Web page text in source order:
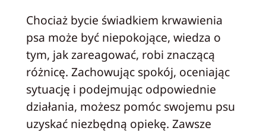
Chociaż bycie świadkiem krwawienia
psa może być niepokojące, wiedza o
tym, jak zareagować, robi znaczącą
różnicę. Zachowując spokój, oceniając
sytuację i podejmując odpowiednie
działania, możesz pomóc swojemu psu
uzyskać niezbędną opiekę. Zawsze